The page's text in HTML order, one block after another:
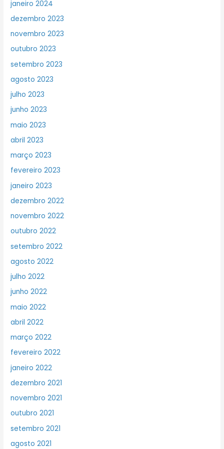
janeiro 2024
dezembro 2023
novembro 2023
outubro 2023
setembro 2023
agosto 2023
julho 2023
junho 2023
maio 2023
abril 2023
março 2023
fevereiro 2023
janeiro 2023
dezembro 2022
novembro 2022
outubro 2022
setembro 2022
agosto 2022
julho 2022
junho 2022
maio 2022
abril 2022
março 2022
fevereiro 2022
janeiro 2022
dezembro 2021
novembro 2021
outubro 2021
setembro 2021
agosto 2021